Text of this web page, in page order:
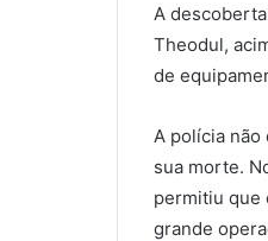
A
Theodul,
de
A polícia
sua morte.
permitiu que
grande